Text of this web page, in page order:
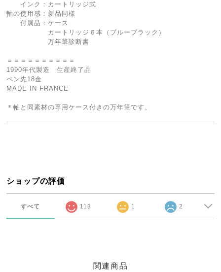
インク：カートリッジ式
軸の使用感：新品同様
付属品：ケース
カートリッジ６本（ブルーブラック）
万年筆診断書
＝＝＝＝＝＝＝＝＝＝
1990年代製造 生産終了品
ペン先18金
MADE IN FRANCE
＊軸と同素材の専用ケース付きの万年筆です。
ショップの評価
すべて 113 1 2
関連商品